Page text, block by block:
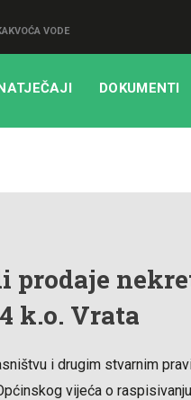
VODE
DOKUMENTI
k.o. Vrata
i drugim stvarnim
vijeća o